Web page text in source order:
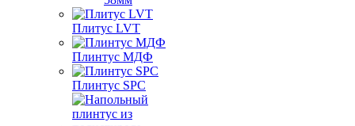
Плитус LVT
Плинтус МДФ
Плинтус SPC